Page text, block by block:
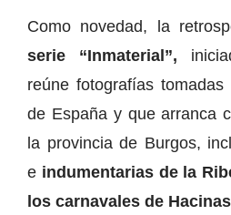
Como novedad, la
serie “Inmaterial”,
reúne fotografías
de España y que arranca
la provincia de Burgos,
e indumentarias de la
los carnavales de